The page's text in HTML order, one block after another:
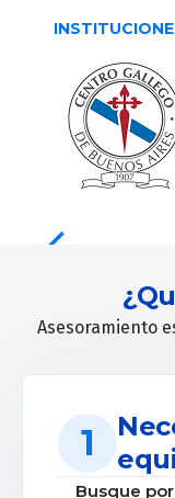
Asesoramiento
1
Busque